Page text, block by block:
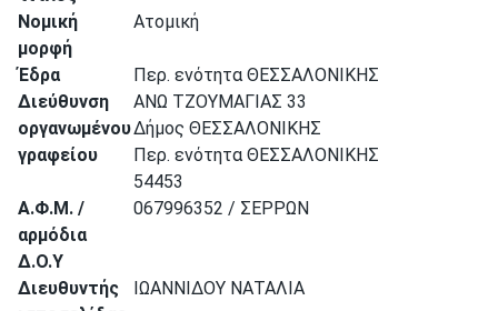
Νομική
μορφή
Ατομική
Έδρα
Περ. ενότητα ΘΕΣΣΑΛΟΝΙΚΗΣ
Διεύθυνση
οργανωμένου
γραφείου
ΑΝΩ ΤΖΟΥΜΑΓΙΑΣ 33
Δήμος ΘΕΣΣΑΛΟΝΙΚΗΣ
Περ. ενότητα ΘΕΣΣΑΛΟΝΙΚΗΣ
54453
Α.Φ.Μ. /
αρμόδια
Δ.Ο.Υ
067996352 / ΣΕΡΡΩΝ
Διευθυντής
ΙΩΑΝΝΙΔΟΥ ΝΑΤΑΛΙΑ